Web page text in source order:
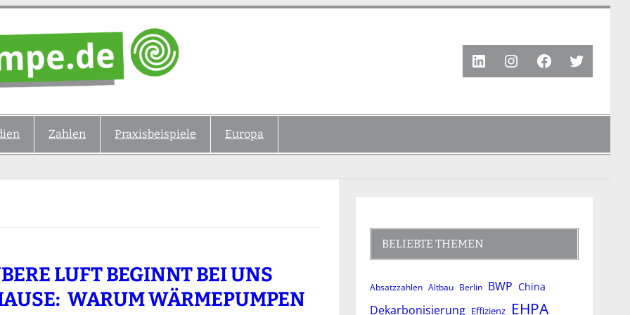
LinkedInInstagram
Facebook
Twitter
Zahlen Praxisbeispiele Europa
LUFT BEGINNT BEI UNS
WARUM WÄRMEPUMPEN
BELIEBTE THEMEN
Absatzzahlen Altbau Berlin BWP China
Dekarbonisierung Effizienz EHPA